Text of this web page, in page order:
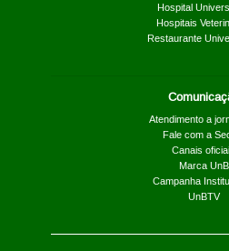
Hospital
Hospitais
Restaurante
Atendimento a
Fale com a
Canais
Marca UnB
Campanha
UnBTV